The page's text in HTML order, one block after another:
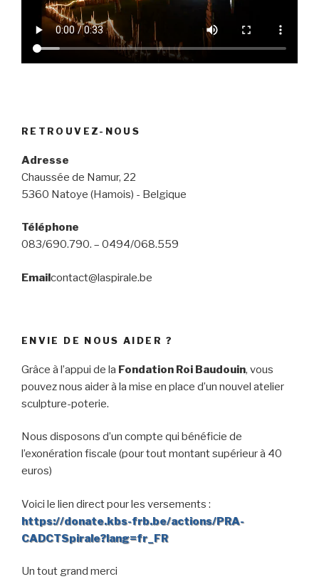
RETROUVEZ-NOUS
Adresse
Chaussée de Namur, 22
5360 Natoye (Hamois) - Belgique
Téléphone
083/690.790. – 0494/068.559
Emailcontact@laspirale.be
ENVIE DE NOUS AIDER ?
Grâce à l’appui de la Fondation Roi Baudouin, vous
pouvez nous aider à la mise en place d’un nouvel atelier
sculpture-poterie.
Nous disposons d’un compte qui bénéficie de
l’exonération fiscale (pour tout montant supérieur à 40
euros)
Voici le lien direct pour les versements :
https://donate.kbs-frb.be/actions/PRA-
CADCTSpirale?lang=fr_FR
Un tout grand merci